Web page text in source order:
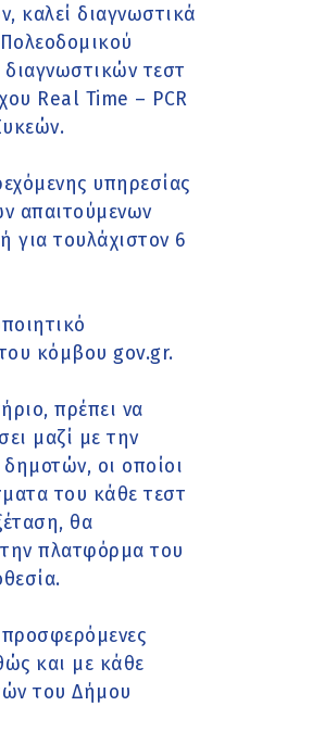
καλεί διαγνωστικά
τεστ
Real Time – PCR
υπηρεσίας
απαιτούμενων
για τουλάχιστον 6
κόμβου gov.gr.
πρέπει να
μαζί με την
οι οποίοι
του κάθε τεστ
θα
πλατφόρμα του
και με κάθε
του Δήμου